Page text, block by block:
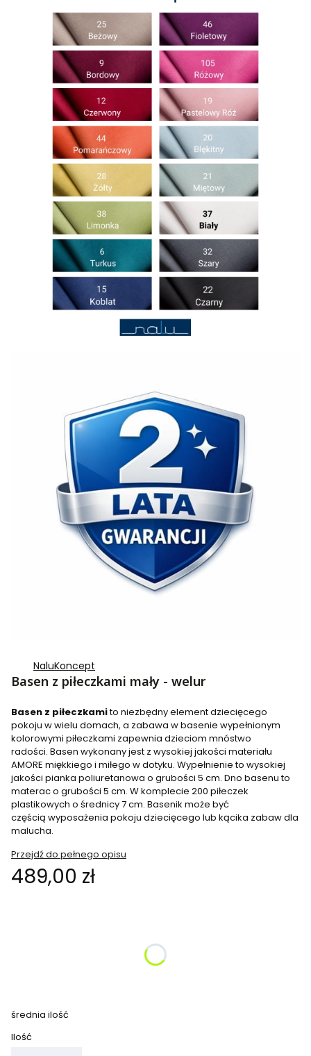
NaluKoncept
Basen z piłeczkami mały - welur
Basen z piłeczkamito niezbędny element dziecięcego
pokoju w wielu domach, a zabawa w basenie wypełnionym
kolorowymi piłeczkami zapewnia dzieciom mnóstwo
radości. Basen wykonany jest z wysokiej jakości materiału
AMORE miękkiego i miłego w dotyku. Wypełnienie to wysokiej
jakości pianka poliuretanowa o grubości 5 cm. Dno basenu to
materac o grubości 5 cm. W komplecie 200 piłeczek
plastikowych o średnicy 7 cm. Basenik może być
częścią wyposażenia pokoju dziecięcego lub kącika zabaw dla
malucha.
Przejdź do pełnego opisu
Cena
489,00 zł
Poszczególne warianty mogą różnić się ceną
średnia ilość
Ilość